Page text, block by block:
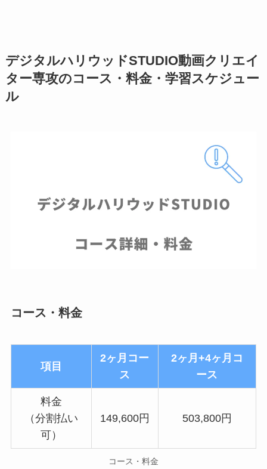
デジタルハリウッドSTUDIO動画クリエイ
ター専攻のコース・料金・学習スケジュー
ル
コース・料金
項目
2ヶ月コー
ス
2ヶ月+4ヶ月コ
ース
料金
（分割払い
可）
149,600円 503,800円
コース・料金